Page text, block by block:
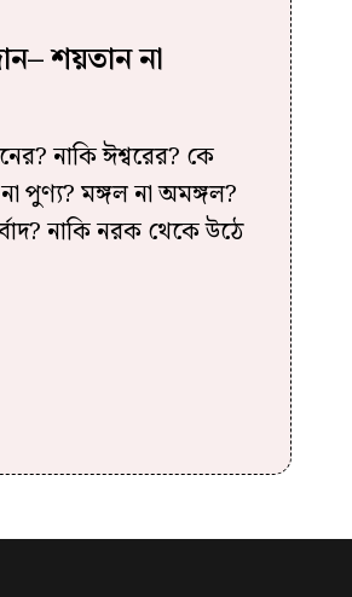
শয়তান না
নাকি ঈশ্বরের? কে
পুণ্য? মঙ্গল না অমঙ্গল?
নাকি নরক থেকে উঠে